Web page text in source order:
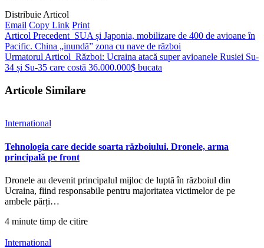
Distribuie Articol
Email Copy Link Print
Articol Precedent SUA și Japonia, mobilizare de 400 de avioane în
Pacific. China „inundă” zona cu nave de război
Urmatorul Articol Război: Ucraina atacă super avioanele Rusiei Su-
34 și Su-35 care costă 36.000.000$ bucata
Articole Similare
International
Tehnologia care decide soarta războiului. Dronele, arma
principală pe front
Dronele au devenit principalul mijloc de luptă în războiul din
Ucraina, fiind responsabile pentru majoritatea victimelor de pe
ambele părți…
4 minute timp de citire
International